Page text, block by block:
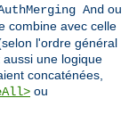
And ou
combine avec celle
l'ordre général
une logique
concaténées,
ou